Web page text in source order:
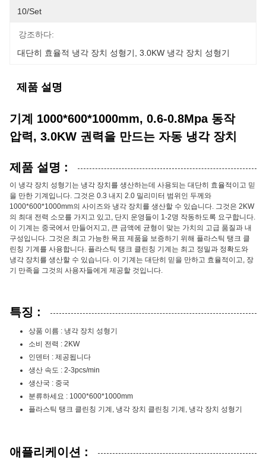
10/set
강조하다:
대단히 효율적 냉각 장치 성형기
3.0KW 냉각 장치 성형기
제품 설명
기계 1000*600*1000mm, 0.6-0.8Mpa 동작
압력, 3.0KW 권력을 만드는 자동 냉각 장치
제품 설명 :
이 냉각 장치 성형기는 냉각 장치를 생산하는데 사용되는 대단히 효율적이고 믿
을 만한 기계입니다. 그것은 0.3 내지 2.0 밀리미터 범위인 두께와
1000*600*1000mm의 사이즈와 냉각 장치를 생산할 수 있습니다. 그것은 2KW
의 최대 전력 소모를 가지고 있고, 단지 운영들이 1-2명 작동하도록 요구합니다.
이 기계는 중국에서 만들어지고, 큰 금액에 균형이 맞는 가치의 고급 품질과 내
구성입니다. 그것은 최고 가능한 목표 제품을 보증하기 위해 플라스틱 탱크 클
린칭 기계를 사용합니다. 플라스틱 탱크 클린칭 기계는 최고 정밀과 정확도와
냉각 장치를 생산할 수 있습니다. 이 기계는 대단히 믿을 만하고 효율적이고, 장
기 만족을 그것의 사용자들에게 제공할 것입니다.
특징 :
상품 이름 : 냉각 장치 성형기
소비 전력 : 2KW
인덴터 : 제공됩니다
생산 속도 : 2-3pcs/min
생산국 : 중국
분류하세요 : 1000*600*1000mm
플라스틱 탱크 클린칭 기계, 냉각 장치 클린칭 기계, 냉각 장치 성형기
애플리케이션 :